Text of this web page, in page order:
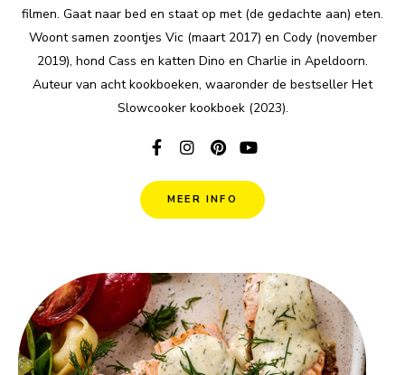
filmen. Gaat naar bed en staat op met (de gedachte aan) eten.
Woont samen zoontjes Vic (maart 2017) en Cody (november
2019), hond Cass en katten Dino en Charlie in Apeldoorn.
Auteur van acht kookboeken, waaronder de bestseller Het
Slowcooker kookboek (2023).
MEER INFO